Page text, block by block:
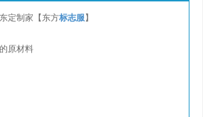
定制家【东方标志服】
原材料